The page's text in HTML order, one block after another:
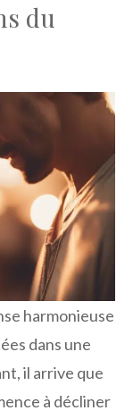
du
harmonieuse
dans une
il arrive que
à décliner